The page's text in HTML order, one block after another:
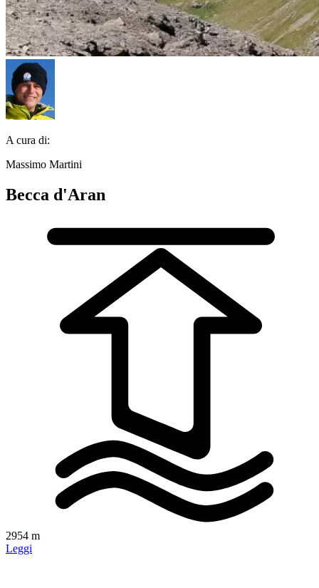
A cura di:
Massimo Martini
Becca d'Aran
2954 m
Leggi